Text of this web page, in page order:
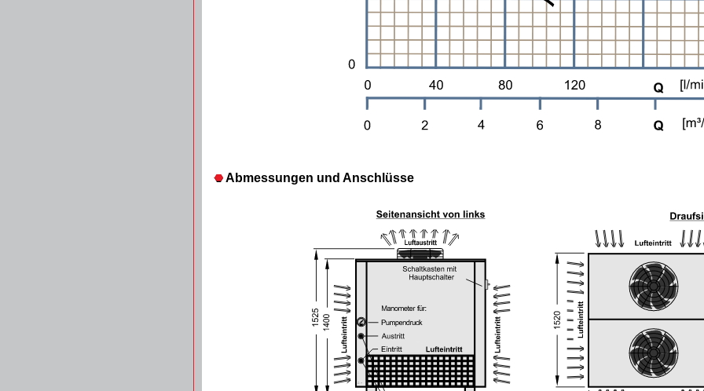
Abmessungen und Anschlüsse